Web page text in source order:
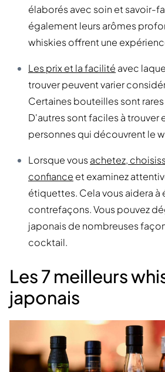
élaborés avec soin et savoir-
également leurs arômes
whiskies offrent une
Les prix et la facilité avec
trouver peuvent varier
Certaines bouteilles sont
D'autres sont faciles à trouver
personnes qui découvrent le
Lorsque vousachetez,
confiance et examinez
étiquettes. Cela vous aidera à
contrefaçons. Vous pouvez
japonais de nombreuses
cocktail.
Les 7 meilleurs
japonais